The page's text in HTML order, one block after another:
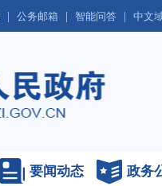
| 公务邮箱 | 智能问答 | 中文
要闻动态 政务